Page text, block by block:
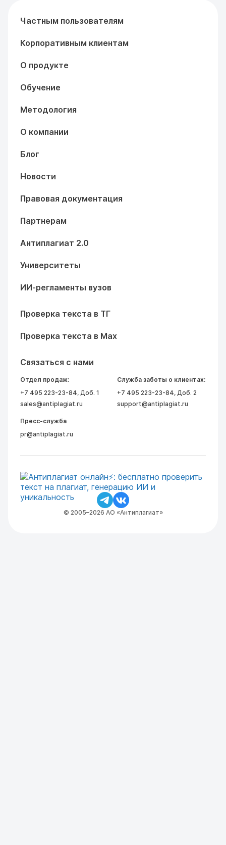
Частным пользователям
Корпоративным клиентам
О продукте
Обучение
Методология
О компании
Блог
Новости
Правовая документация
Партнерам
Антиплагиат 2.0
Университеты
ИИ-регламенты вузов
Проверка текста в ТГ
Проверка текста в Max
Связаться с нами
Отдел продаж:
+7 495 223-23-84, Доб. 1
sales@antiplagiat.ru
Служба заботы о клиентах:
+7 495 223-23-84, Доб. 2
support@antiplagiat.ru
Пресс-служба
pr@antiplagiat.ru
© 2005–2026 АО «Антиплагиат»